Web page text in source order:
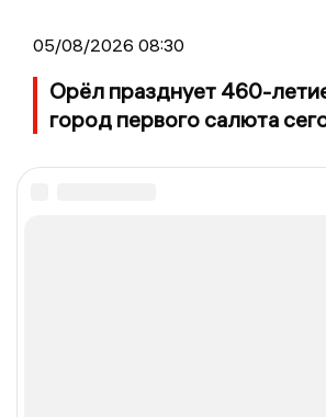
05/08/2026 08:30
Орёл празднует 460-
город первого салюта